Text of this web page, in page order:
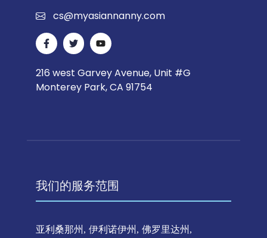
cs@myasiannanny.com
216 west Garvey Avenue, Unit #G
Monterey Park, CA 91754
我们的服务范围
亚利桑那州 伊利诺伊州
佛罗里达州